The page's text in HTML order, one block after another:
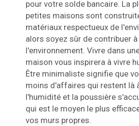
pour votre solde bancaire. La
petites maisons sont
matériaux respectueux de
alors soyez sûr de contribuer
l'environnement. Vivre dans
maison vous inspirera à vivre
Être minimaliste signifie que
moins d'affaires qui restent là
l'humidité et la poussière
qui est le moyen le plus
vos murs propres.